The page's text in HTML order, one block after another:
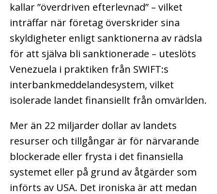
kallar ”överdriven efterlevnad” – vilket
inträffar när företag överskrider sina
skyldigheter enligt sanktionerna av rädsla
för att själva bli sanktionerade – uteslöts
Venezuela i praktiken från SWIFT:s
interbankmeddelandesystem, vilket
isolerade landet finansiellt från omvärlden.
Mer än 22 miljarder dollar av landets
resurser och tillgångar är för närvarande
blockerade eller frysta i det finansiella
systemet eller på grund av åtgärder som
införts av USA. Det ironiska är att medan